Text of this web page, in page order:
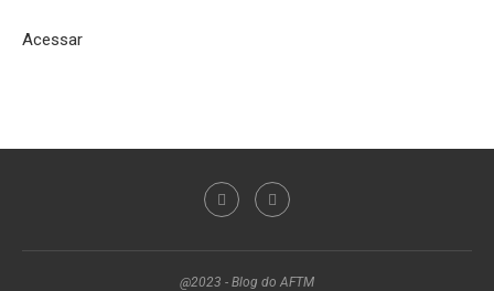
Acessar
@2023 - Blog do AFTM